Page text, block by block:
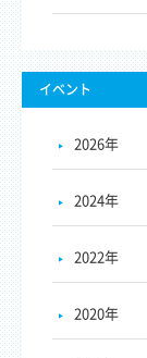
イベント
2026年
2024年
2022年
2020年